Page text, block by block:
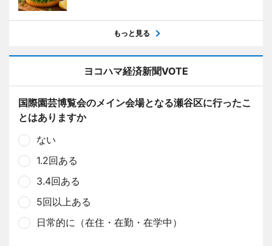
もっと見る
ヨコハマ経済新聞VOTE
国際園芸博覧会のメイン会場となる瀬谷区に行ったこ
とはありますか
ない
1.2回ある
3.4回ある
5回以上ある
日常的に（在住・在勤・在学中）